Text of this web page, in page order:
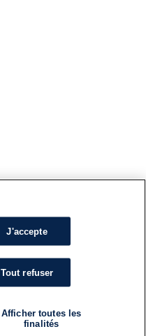
J'accepte
Tout refuser
Afficher toutes les
finalités